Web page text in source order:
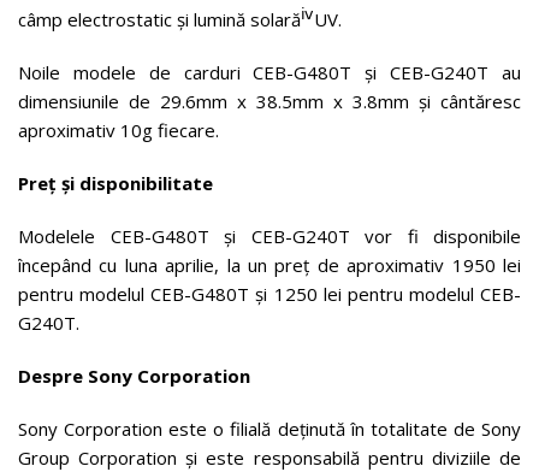
câmp electrostatic și lumină solarăⅳUV.
Noile modele de carduri CEB-G480T și CEB-G240T au
dimensiunile de 29.6mm x 38.5mm x 3.8mm și cântăresc
aproximativ 10g fiecare.
Preț și disponibilitate
Modelele CEB-G480T și CEB-G240T vor fi disponibile
începând cu luna aprilie, la un preț de aproximativ 1950 lei
pentru modelul CEB-G480T și 1250 lei pentru modelul CEB-
G240T.
Despre Sony Corporation
Sony Corporation este o filială deținută în totalitate de Sony
Group Corporation și este responsabilă pentru diviziile de